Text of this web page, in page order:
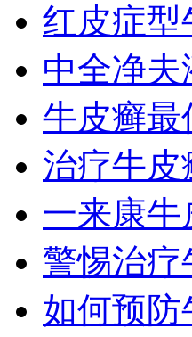
红皮症型
中全净
牛皮癣最
治疗牛皮
一来康
警惕治
如何预防